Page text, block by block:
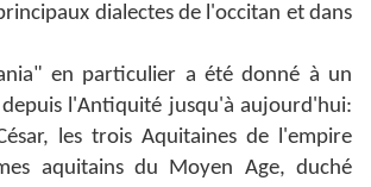
dialectes de l'occitan et dans
en particulier a été donné à un
l'Antiquité jusqu'à aujourd'hui:
les trois Aquitaines de l'empire
aquitains du Moyen Age, duché